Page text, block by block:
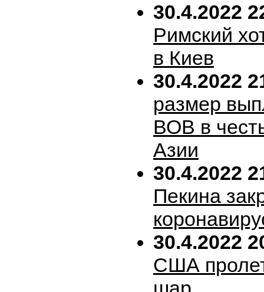
30.4.2022
Римский
в Киев
30.4.2022
размер
ВОВ в
Азии
30.4.2022
Пекина
30.4.2022
США